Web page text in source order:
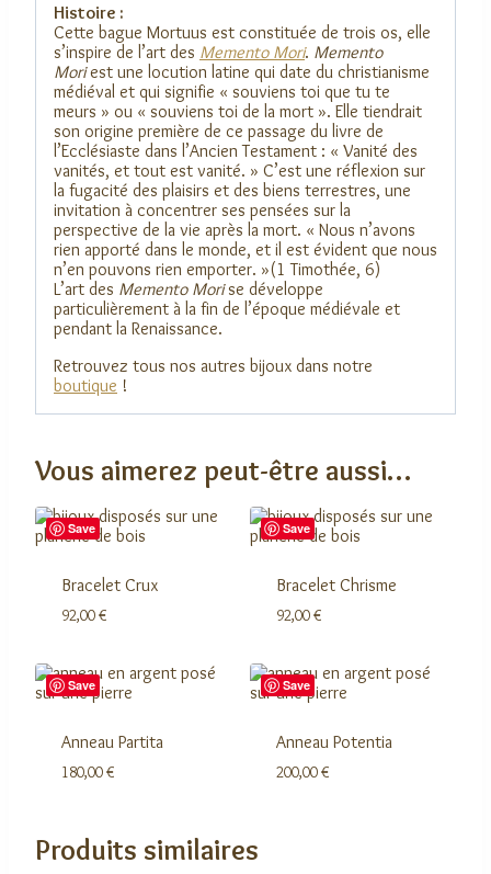
Histoire :
Cette bague Mortuus est constituée de trois os, elle
s’inspire de l’art des Memento Mori. Memento
Moriest une locution latine qui date du christianisme
médiéval et qui signifie « souviens toi que tu te
meurs » ou « souviens toi de la mort ». Elle tiendrait
son origine première de ce passage du livre de
l’Ecclésiaste dans l’Ancien Testament : « Vanité des
vanités, et tout est vanité. » C’est une réflexion sur
la fugacité des plaisirs et des biens terrestres, une
invitation à concentrer ses pensées sur la
perspective de la vie après la mort. « Nous n’avons
rien apporté dans le monde, et il est évident que nous
n’en pouvons rien emporter. »(1 Timothée, 6)
L’art des Memento Morise développe
particulièrement à la fin de l’époque médiévale et
pendant la Renaissance.
Retrouvez tous nos autres bijoux dans notre
boutique !
Vous aimerez peut-être aussi…
Save
Bracelet Crux
92,00€
Save
Bracelet Chrisme
92,00€
Save
Anneau Partita
180,00€
Save
Anneau Potentia
200,00€
Produits similaires